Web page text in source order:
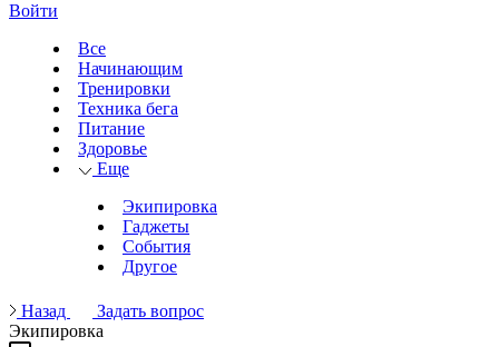
Войти
Все
Начинающим
Тренировки
Техника бега
Питание
Здоровье
Еще
Экипировка
Гаджеты
События
Другое
Назад
Задать вопрос
Экипировка